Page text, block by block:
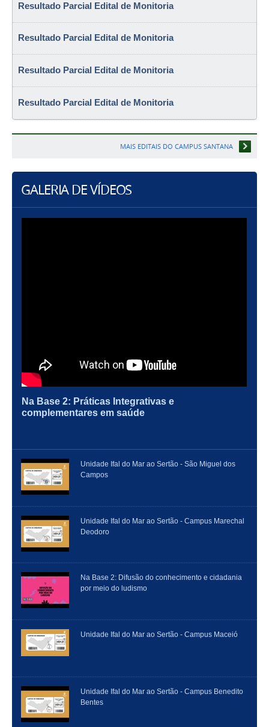
Resultado Parcial Edital de Monitoria
Resultado Parcial Edital de Monitoria
Resultado Parcial Edital de Monitoria
Resultado Parcial Edital de Monitoria
MAIS EDITAIS DO CAMPUS SANTANA
GALERIA DE VÍDEOS
Na Base 2: Práticas Integrativas e
complementares em saúde
Unidade Ifal do Mar ao Sertão - São Miguel dos
Campos
Unidade Ifal do Mar ao Sertão - Campus Marechal
Deodoro
Na Base 2: Difusão do conhecimento e cidadania
por meio do ludismo
Unidade Ifal do Mar ao Sertão - Campus Maceió
Unidade Ifal do Mar ao Sertão - Campus Benedito
Bentes